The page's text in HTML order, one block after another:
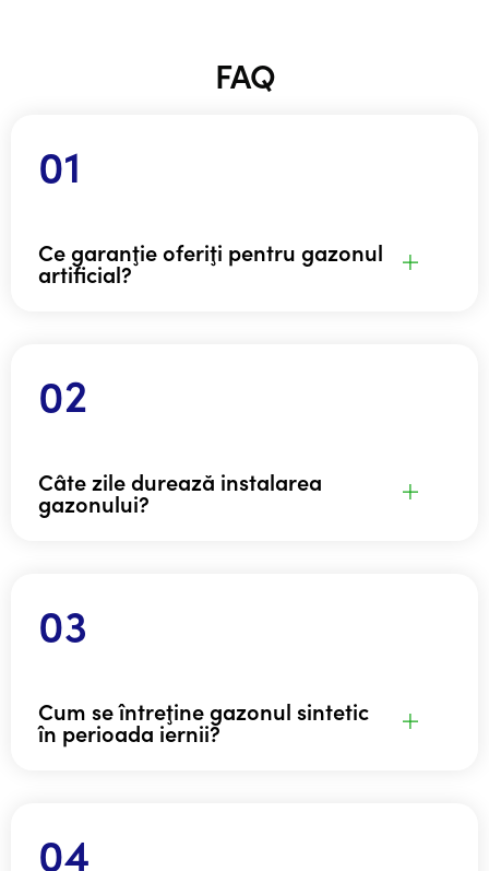
FAQ
Ce garanţie oferiţi pentru gazonul
artificial?
Câte zile durează instalarea
gazonului?
Cum se întreţine gazonul sintetic
în perioada iernii?